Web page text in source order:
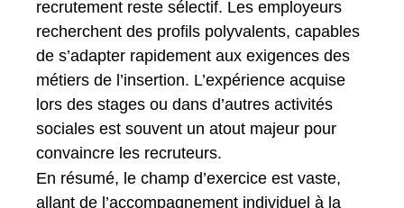
recrutement reste sélectif. Les employeurs
recherchent des profils polyvalents, capables
de s’adapter rapidement aux exigences des
métiers de l’insertion. L’expérience acquise
lors des stages ou dans d’autres activités
sociales est souvent un atout majeur pour
convaincre les recruteurs.
En résumé, le champ d’exercice est vaste,
allant de l’accompagnement individuel à la